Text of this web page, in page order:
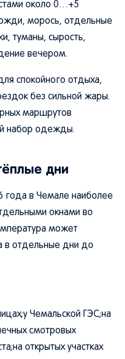
около 0…+5
морось, отдельные
туманы, сырость,
вечером.
спокойного отдыха,
без сильной жары.
маршрутов
набор одежды.
дни
года в Чемале наиболее
окнами во
может
в отдельные дни до
Чемальской ГЭС;на
смотровых
открытых участках